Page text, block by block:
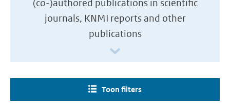
(co-)authored publications in scientific
journals, KNMI reports and other
publications
Toon filters